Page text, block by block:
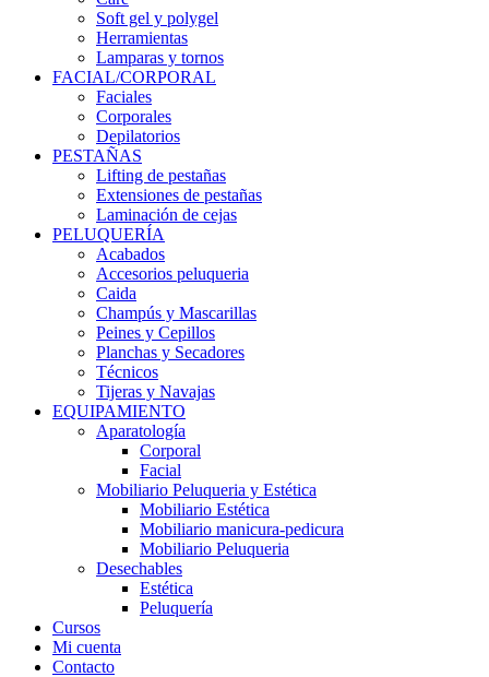
Soft gel y polygel
Herramientas
Lamparas y tornos
FACIAL/CORPORAL
Faciales
Corporales
Depilatorios
PESTAÑAS
Lifting de pestañas
Extensiones de pestañas
Laminación de cejas
PELUQUERÍA
Acabados
Accesorios peluqueria
Caida
Champús y Mascarillas
Peines y Cepillos
Planchas y Secadores
Técnicos
Tijeras y Navajas
EQUIPAMIENTO
Aparatología
Corporal
Facial
Mobiliario Peluqueria y Estética
Mobiliario Estética
Mobiliario manicura-pedicura
Mobiliario Peluqueria
Desechables
Estética
Peluquería
Cursos
Mi cuenta
Contacto